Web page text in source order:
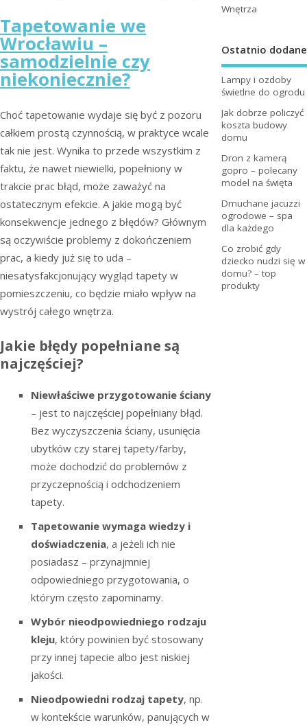
Tapetowanie we
Wrocławiu –
samodzielnie czy
niekoniecznie?
Choć tapetowanie wydaje się być z pozoru
całkiem prostą czynnością, w praktyce wcale
tak nie jest. Wynika to przede wszystkim z
faktu, że nawet niewielki, popełniony w
trakcie prac błąd, może zaważyć na
ostatecznym efekcie. A jakie mogą być
konsekwencje jednego z błędów? Głównym
są oczywiście problemy z dokończeniem
prac, a kiedy już się to uda –
niesatysfakcjonujący wygląd tapety w
pomieszczeniu, co będzie miało wpływ na
wystrój całego wnętrza.
Jakie błędy popełniane są
najczęściej?
Niewłaściwe przygotowanie ściany
– jest to najczęściej popełniany błąd.
Bez wyczyszczenia ściany, usunięcia
ubytków czy starej tapety/farby,
może dochodzić do problemów z
przyczepnością i odchodzeniem
tapety.
Tapetowanie wymaga wiedzy i
doświadczenia, a jeżeli ich nie
posiadasz – przynajmniej
odpowiedniego przygotowania, o
którym często zapominamy.
Wybór nieodpowiedniego rodzaju
kleju, który powinien być stosowany
przy innej tapecie albo jest niskiej
jakości.
Nieodpowiedni rodzaj tapety, np.
w kontekście warunków, panujących w
Wnętrza
Ostatnio dodane
Lampy i ozdoby
świetlne do ogrodu
Jak dobrze policzyć
koszta budowy
domu
Dron z kamerą
gopro – polecany
model na święta
Dmuchane jacuzzi
ogrodowe – spa
dla każdego
Co zrobić gdy
dziecko nudzi się w
domu? – top
produkty